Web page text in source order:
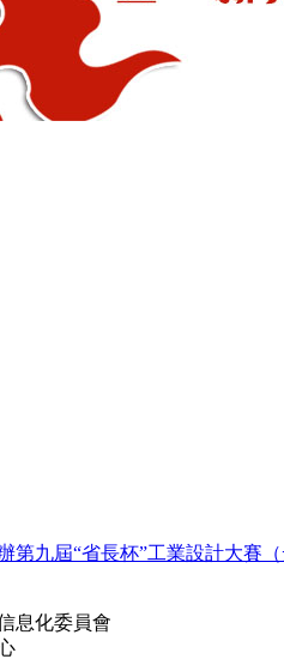
第九屆“省長杯”工業設計大賽
息化委員會